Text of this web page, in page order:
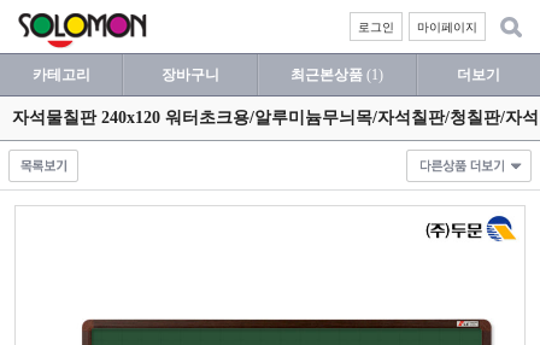
마이페이지
로그인
카테고리 장바구니 최근본상품 (1) 더보기
자석물칠판 240x120 워터초크용/알루미늄무늬목/자석칠판/청칠판/자